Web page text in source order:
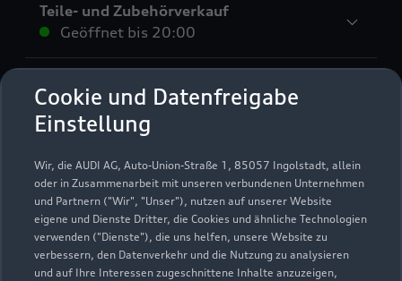
Cookie und Datenfreigabe
Einstellung
Wir, die AUDI AG, Auto-Union-Straße 1, 85057 Ingolstadt, allein
oder in Zusammenarbeit mit unseren verbundenen Unternehmen
und Partnern ("Wir", "Unser"), nutzen auf unserer Website
eigene und Dienste Dritter, die Cookies und ähnliche Technologien
verwenden ("Dienste"), die uns helfen, unsere Website zu
verbessern, den Datenverkehr und die Nutzung zu analysieren
und auf Ihre Interessen zugeschnittene Inhalte anzuzeigen,
Teile- und Zubehörverkauf
Geöffnet bis 20:00
Geöffnet bis 18:00
Geöffnet bis 18:00
Service
Geöffnet bis20:00